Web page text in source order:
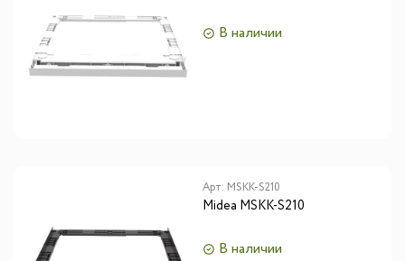
В наличии
Арт: MSKK-S210
Midea MSKK-S210
В наличии